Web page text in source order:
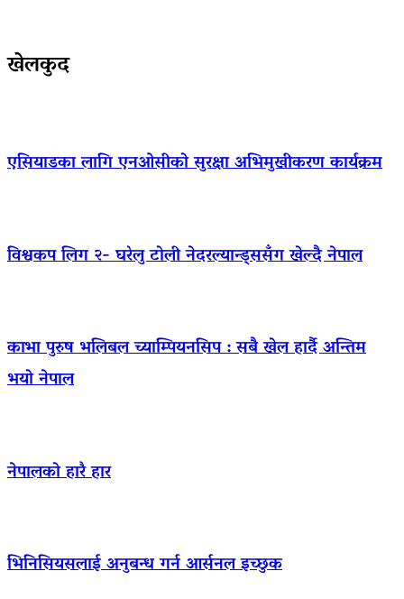
खेलकुद
एसियाडका लागि एनओसीको सुरक्षा अभिमुखीकरण कार्यक्रम
विश्वकप लिग २- घरेलु टोली नेदरल्यान्ड्ससँग खेल्दै नेपाल
काभा पुरुष भलिबल च्याम्पियनसिप : सबै खेल हार्दै अन्तिम
भयो नेपाल
नेपालको हारै हार
भिनिसियसलाई अनुबन्ध गर्न आर्सनल इच्छुक